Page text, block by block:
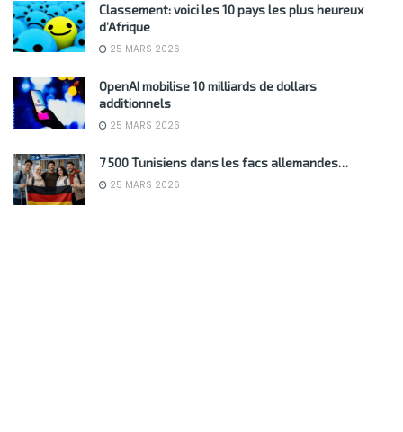
Classement: voici les 10 pays les plus heureux
d’Afrique
25 MARS 2026
OpenAI mobilise 10 milliards de dollars
additionnels
25 MARS 2026
7 500 Tunisiens dans les facs allemandes…
25 MARS 2026